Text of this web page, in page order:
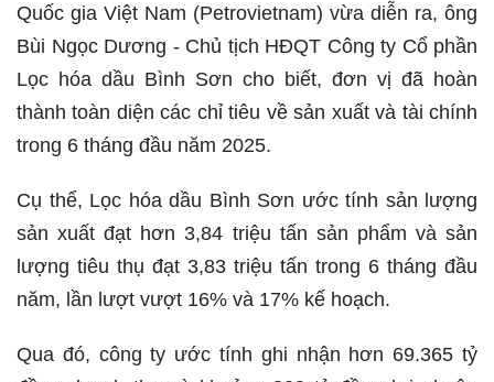
Quốc gia Việt Nam (Petrovietnam) vừa diễn ra, ông
Bùi Ngọc Dương - Chủ tịch HĐQT Công ty Cổ phần
Lọc hóa dầu Bình Sơn cho biết, đơn vị đã hoàn
thành toàn diện các chỉ tiêu về sản xuất và tài chính
trong 6 tháng đầu năm 2025.
Cụ thể, Lọc hóa dầu Bình Sơn ước tính sản lượng
sản xuất đạt hơn 3,84 triệu tấn sản phẩm và sản
lượng tiêu thụ đạt 3,83 triệu tấn trong 6 tháng đầu
năm, lần lượt vượt 16% và 17% kế hoạch.
Qua đó, công ty ước tính ghi nhận hơn 69.365 tỷ